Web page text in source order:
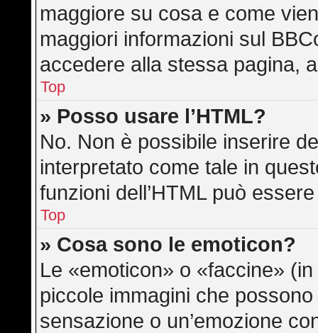
maggiore su cosa e come
maggiori informazioni sul
accedere alla stessa pagina,
Top
» Posso usare l’HTML?
No. Non è possibile inserire
interpretato come tale in
funzioni dell’HTML può
Top
» Cosa sono le emoticon?
Le «emoticon» o «faccine»
piccole immagini che
sensazione o un’emozione